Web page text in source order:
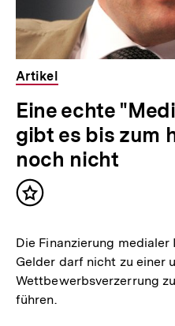
Artikel
Eine echte
gibt es bis zum
noch nicht
Inhalt
Die Finanzierung
Gelder darf nicht zu einer
Wettbewerbsverzerrung
führen.